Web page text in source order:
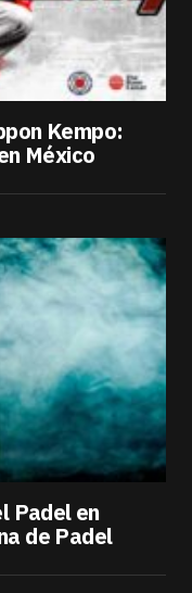
Kempo:
México
Padel en
de Padel